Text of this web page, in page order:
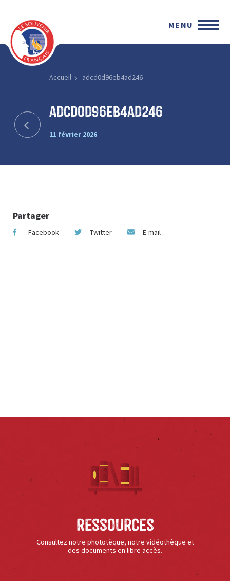
MENU
Accueil adcd0d96eb4ad246
adcd0d96eb4ad246
11 février 2026
Partager
Facebook Twitter E-mail
Ressources
Consultez notre phototèque, notre vidéothèque et
des documents en libre accès.